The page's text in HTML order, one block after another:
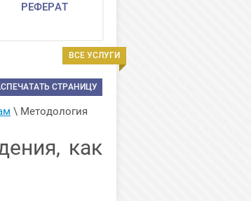
ВСЕ УСЛУГИ
РЕФЕРАТ
СТРАНИЦУ
\ Методология
как